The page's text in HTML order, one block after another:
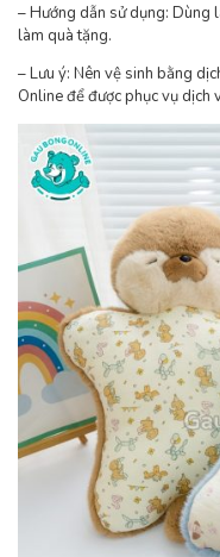
– Hướng dẫn sử dụng: Dùng
làm quà tặng.
– Lưu ý: Nên vệ sinh bằng
Online để được phục vụ dịch